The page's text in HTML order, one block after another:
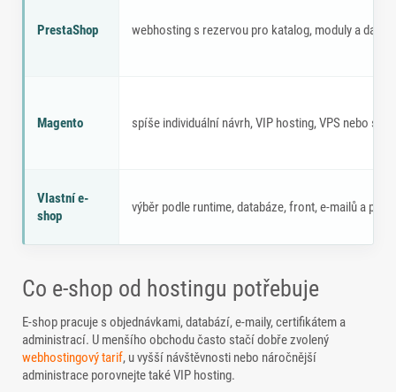
PrestaShop webhosting s rezervou pro katalog, moduly a
Magento spíše individuální návrh, VIP hosting, VPS nebo
Vlastní e-
shop
výběr podle runtime, databáze, front, e-mailů a
Co e-shop od hostingu potřebuje
E-shop pracuje s objednávkami, databází, e-maily, certifikátem a
administrací. U menšího obchodu často stačí dobře zvolený
webhostingový tarif, u vyšší návštěvnosti nebo náročnější
administrace porovnejte také VIP hosting.